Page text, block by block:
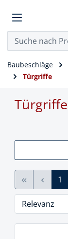
Baubeschläge
Türgriffe
Türgriffe
1